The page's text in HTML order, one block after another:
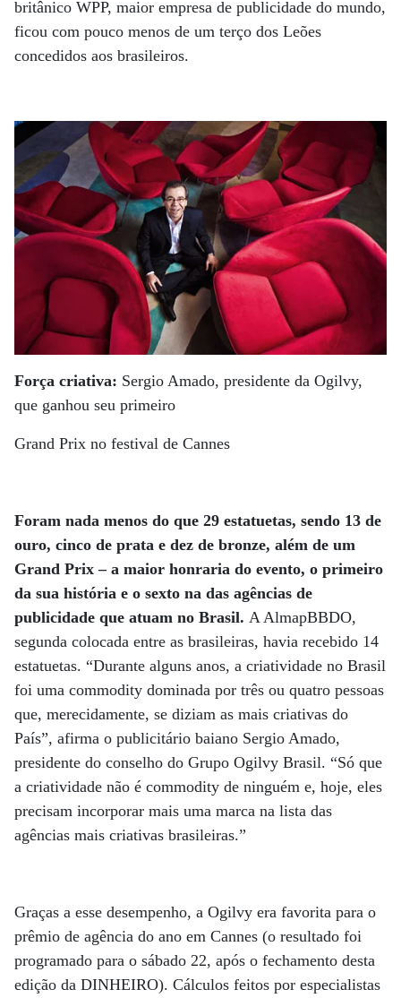
britânico WPP, maior empresa de publicidade do mundo,
ficou com pouco menos de um terço dos Leões
concedidos aos brasileiros.
Força criativa: Sergio Amado, presidente da Ogilvy,
que ganhou seu primeiro
Grand Prix no festival de Cannes
Foram nada menos do que 29 estatuetas, sendo 13 de
ouro, cinco de prata e dez de bronze, além de um
Grand Prix – a maior honraria do evento, o primeiro
da sua história e o sexto na das agências de
publicidade que atuam no Brasil. A AlmapBBDO,
segunda colocada entre as brasileiras, havia recebido 14
estatuetas. “Durante alguns anos, a criatividade no Brasil
foi uma commodity dominada por três ou quatro pessoas
que, merecidamente, se diziam as mais criativas do
País”, afirma o publicitário baiano Sergio Amado,
presidente do conselho do Grupo Ogilvy Brasil. “Só que
a criatividade não é commodity de ninguém e, hoje, eles
precisam incorporar mais uma marca na lista das
agências mais criativas brasileiras.”
Graças a esse desempenho, a Ogilvy era favorita para o
prêmio de agência do ano em Cannes (o resultado foi
programado para o sábado 22, após o fechamento desta
edição da DINHEIRO). Cálculos feitos por especialistas